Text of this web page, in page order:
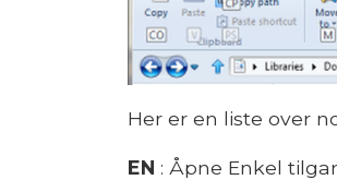
Her er en liste over
EN : Åpne Enkel